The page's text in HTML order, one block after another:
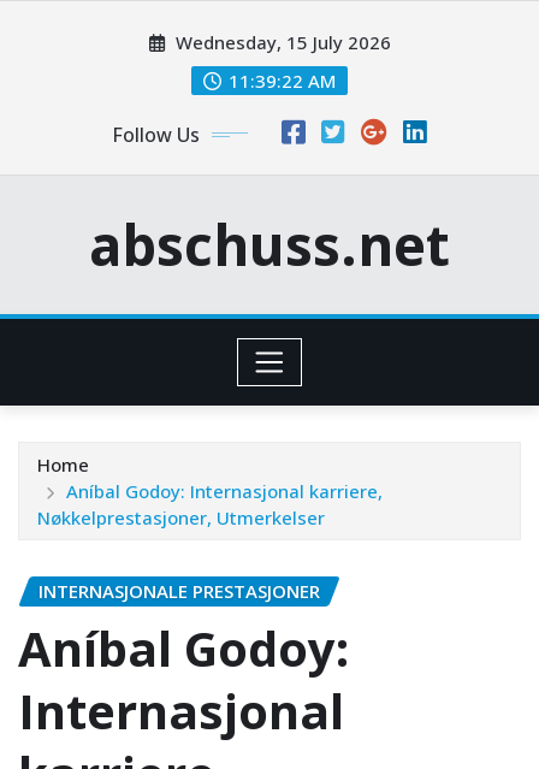
Wednesday, 15 July 2026
11:39:23 AM
Follow Us
abschuss.net
Home
Aníbal Godoy: Internasjonal karriere,
Nøkkelprestasjoner, Utmerkelser
INTERNASJONALE PRESTASJONER
Aníbal Godoy:
Internasjonal